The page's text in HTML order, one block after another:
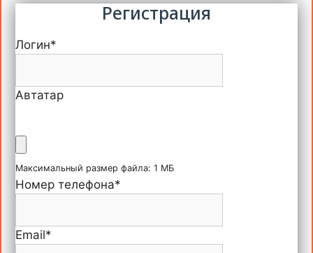
Регистрация
Логин*
Автатар
Максимальный размер файла: 1 МБ
Номер телефона*
Email*